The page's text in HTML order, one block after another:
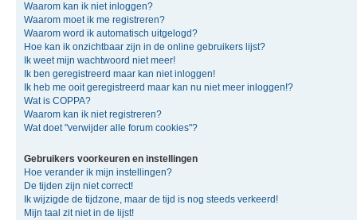
Waarom kan ik niet inloggen?
Waarom moet ik me registreren?
Waarom word ik automatisch uitgelogd?
Hoe kan ik onzichtbaar zijn in de online gebruikers lijst?
Ik weet mijn wachtwoord niet meer!
Ik ben geregistreerd maar kan niet inloggen!
Ik heb me ooit geregistreerd maar kan nu niet meer inloggen!?
Wat is COPPA?
Waarom kan ik niet registreren?
Wat doet "verwijder alle forum cookies"?
Gebruikers voorkeuren en instellingen
Hoe verander ik mijn instellingen?
De tijden zijn niet correct!
Ik wijzigde de tijdzone, maar de tijd is nog steeds verkeerd!
Mijn taal zit niet in de lijst!